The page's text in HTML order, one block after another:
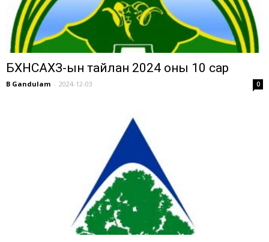
БХНСАХЗ-ын тайлан 2024 оны 10 сар
B Gandulam - 2024-12-03 0